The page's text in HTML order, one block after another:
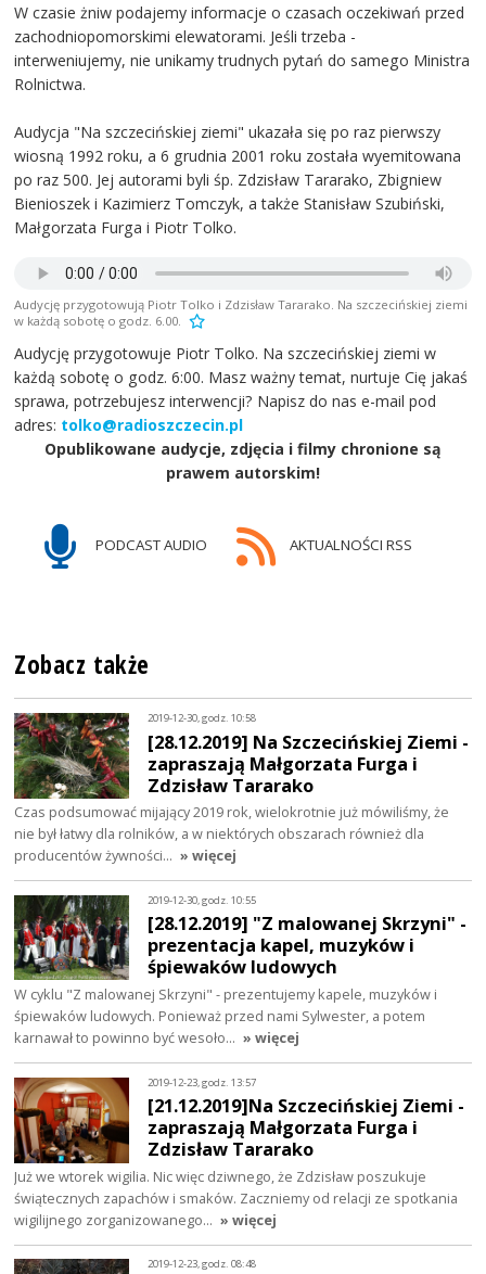
W czasie żniw podajemy informacje o czasach oczekiwań przed
zachodniopomorskimi elewatorami. Jeśli trzeba -
interweniujemy, nie unikamy trudnych pytań do samego Ministra
Rolnictwa.
Audycja "Na szczecińskiej ziemi" ukazała się po raz pierwszy
wiosną 1992 roku, a 6 grudnia 2001 roku została wyemitowana
po raz 500. Jej autorami byli śp. Zdzisław Tararako, Zbigniew
Bienioszek i Kazimierz Tomczyk, a także Stanisław Szubiński,
Małgorzata Furga i Piotr Tolko.
Audycję przygotowują Piotr Tolko i Zdzisław Tararako. Na szczecińskiej ziemi
w każdą sobotę o godz. 6.00.
Audycję przygotowuje Piotr Tolko. Na szczecińskiej ziemi w
każdą sobotę o godz. 6:00. Masz ważny temat, nurtuje Cię jakaś
sprawa, potrzebujesz interwencji? Napisz do nas e-mail pod
adres: tolko@radioszczecin.pl
Opublikowane audycje, zdjęcia i filmy chronione są
prawem autorskim!
PODCAST AUDIO AKTUALNOŚCI RSS
Zobacz także
2019-12-30, godz. 10:58
[28.12.2019] Na Szczecińskiej Ziemi -
zapraszają Małgorzata Furga i
Zdzisław Tararako
Czas podsumować mijający 2019 rok, wielokrotnie już mówiliśmy, że
nie był łatwy dla rolników, a w niektórych obszarach również dla
producentów żywności… » więcej
2019-12-30, godz. 10:55
[28.12.2019] "Z malowanej Skrzyni" -
prezentacja kapel, muzyków i
śpiewaków ludowych
W cyklu "Z malowanej Skrzyni" - prezentujemy kapele, muzyków i
śpiewaków ludowych. Ponieważ przed nami Sylwester, a potem
karnawał to powinno być wesoło… » więcej
2019-12-23, godz. 13:57
[21.12.2019]Na Szczecińskiej Ziemi -
zapraszają Małgorzata Furga i
Zdzisław Tararako
Już we wtorek wigilia. Nic więc dziwnego, że Zdzisław poszukuje
świątecznych zapachów i smaków. Zaczniemy od relacji ze spotkania
wigilijnego zorganizowanego… » więcej
2019-12-23, godz. 08:48